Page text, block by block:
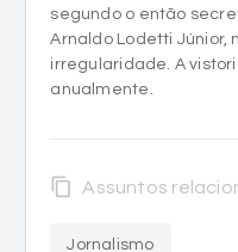
segundo o então
Arnaldo Lodetti Júnior,
irregularidade. A
anualmente.
content_copy Assuntos
Jornalismo